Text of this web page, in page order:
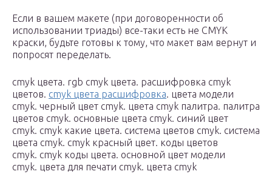
Если в вашем макете (при договоренности об
использовании триады) все-таки есть не CMYK
краски, будьте готовы к тому, что макет вам вернут и
попросят переделать.
cmyk цвета. rgb cmyk цвета. расшифровка cmyk
цветов. cmyk цвета расшифровка. цвета модели
cmyk. черный цвет cmyk. цвета cmyk палитра. палитра
цветов cmyk. основные цвета cmyk. синий цвет
cmyk. cmyk какие цвета. система цветов cmyk. система
цвета cmyk. cmyk красный цвет. коды цветов
cmyk. cmyk коды цвета. основной цвет модели
cmyk. цвета для печати cmyk. цвета cmyk